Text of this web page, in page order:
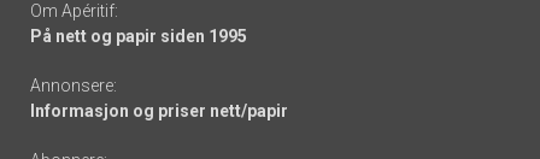
Om Apéritif:
På nett og papir siden 1995
Annonsere:
Informasjon og priser nett/papir